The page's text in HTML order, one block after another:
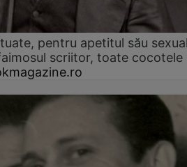
pentru apetitul său
scriitor, toate cocotele